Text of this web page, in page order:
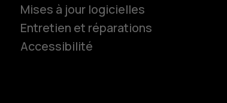
Mises à jour logicielles
Entretien et réparations
Accessibilité